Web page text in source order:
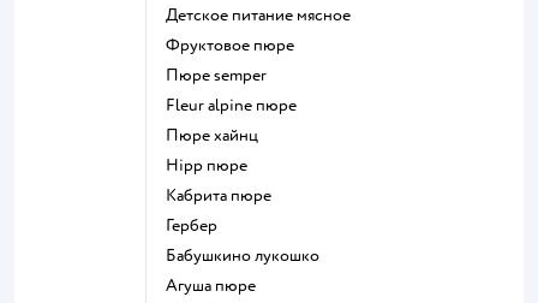
детское питание мясное
фруктовое пюре
пюре semper
fleur alpine пюре
пюре хайнц
hipp пюре
кабрита пюре
гербер
бабушкино лукошко
агуша пюре